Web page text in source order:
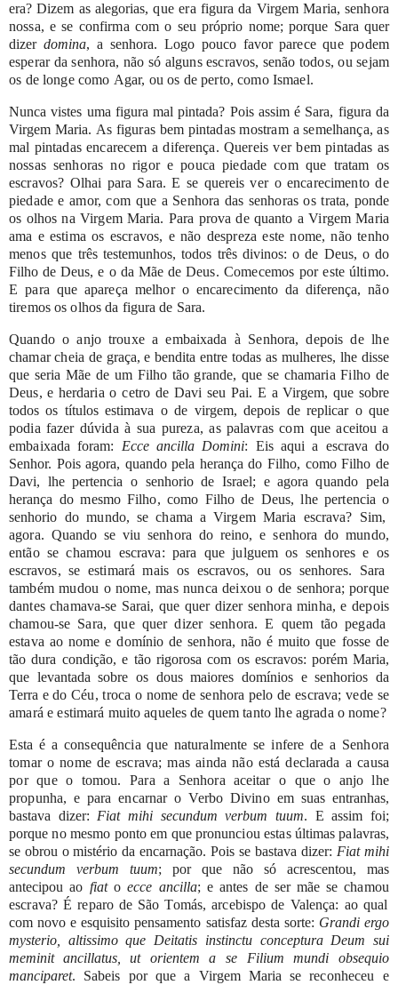
era? Dizem as alegorias, que era figura da Virgem Maria, senhora
nossa, e se confirma com o seu próprio nome; porque Sara quer
dizer domina, a senhora. Logo pouco favorparece que podem
esperar da senhora, não só alguns escravos, senão todos, ou sejam
os de longe como Agar, ou os deperto, comoIsmael.
Nunca vistes uma figura mal pintada? Pois assim é Sara, figura da
Virgem Maria. As figuras bem pintadas mostram a semelhança,as
mal pintadas encarecem a diferença. Quereis ver bem pintadas as
nossas senhoras no rigor e pouca piedade com que tratam os
escravos? Olhai para Sara. E se quereis ver o encarecimento de
piedade e amor, com que a Senhora das senhoras os trata, ponde
os olhosna VirgemMaria. Para provadequanto a Virgem Maria
ama e estima os escravos, e não despreza estenome, não tenho
menos que três testemunhos, todos três divinos: o de Deus, o do
Filho de Deus, e o da Mãe deDeus. Comecemos poreste último.
E para que apareça melhor oencarecimento da diferença,não
tiremos os olhos da figura de Sara.
Quando o anjo trouxe a embaixada à Senhora, depois de lhe
chamar cheia de graça, e bendita entre todas as mulheres, lhe disse
que seria Mãe de um Filho tão grande, que se chamaria Filho de
Deus, e herdaria o cetro de Davi seu Pai. E a Virgem, que sobre
todos os títulos estimava o de virgem, depois de replicar o que
podia fazer dúvida à sua pureza, aspalavrascom que aceitou a
embaixadaforam: Ecce ancilla Domini: Eis aqui a escrava do
Senhor. Pois agora, quando pela herança do Filho, como Filho de
Davi, lhe pertencia o senhorio de Israel; e agora quando pela
herança do mesmo Filho, como Filhode Deus, lhe pertencia o
senhorio do mundo, sechama a Virgem Maria escrava? Sim,
agora. Quando se viu senhora do reino, e senhora do mundo,
então se chamou escrava: para que julguem os senhores e os
escravos, se estimará mais os escravos, ou os senhores.
Sara
também mudou o nome, mas nunca deixou o de senhora; porque
dantes chamava-se Sarai, que quer dizer senhora minha, e depois
chamou-se Sara, que querdizersenhora.E quem tãopegada
estava ao nome e domíniode senhora, não é muito que fosse de
tão dura condição, e tão rigorosa com os escravos: porém Maria,
que levantada sobre os dous maiores domínios e senhorios da
Terra e do Céu,troca o nome de senhora pelo de escrava;vede se
amará e estimará muito aqueles de quem tanto lhe agrada o nome?
Esta é a consequência que naturalmente se infere de a Senhora
tomar o nome de escrava; mas ainda não está declarada a causa
por que o tomou. Para a Senhora aceitar o que o anjolhe
propunha, e paraencarnar o Verbo Divino em suas entranhas,
bastava dizer: Fiat mihi secundum verbum tuum. E assim foi;
porque no mesmo pontoem que pronunciou estasúltimas palavras,
se obrou o mistério da encarnação. Pois se bastava dizer: Fiat mihi
secundum
verbum tuum; por que não só acrescentou,
mas
antecipou ao fiat o ecce ancilla; e antes de ser mãe se chamou
escrava? É reparo de São Tomás, arcebispo de Valença: ao qual
com novo e esquisito pensamento satisfaz desta sorte: Grandi ergo
mysterio, altissimo que Deitatis instinctu conceptura Deum sui
meminit ancillatus,
ut orientem a se Filium mundi
obsequio
manciparet. Sabeis por que a Virgem Maria se reconheceu
e